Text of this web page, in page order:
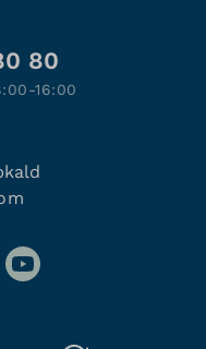
80
16:00